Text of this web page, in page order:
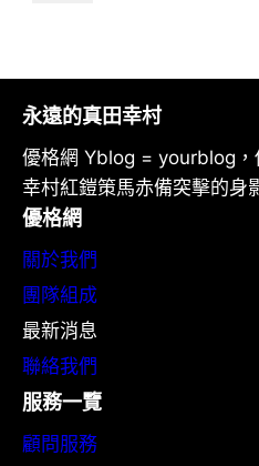
永遠的真田幸村
優格網 Yblog = yourblog，
幸村紅鎧策馬赤備突擊的身
優格網
關於我們
團隊組成
最新消息
聯絡我們
服務一覽
顧問服務